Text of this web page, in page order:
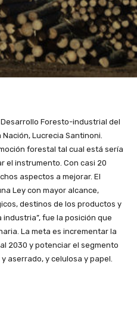
Foresto-industrial del
Lucrecia Santinoni.
forestal tal cual está sería
el instrumento. Con casi 20
aspectos a mejorar. El
Ley con mayor alcance,
destinos de los productos y
fue la posición que
La meta es incrementar la
2030 y potenciar el segmento
aserrado, y celulosa y papel.